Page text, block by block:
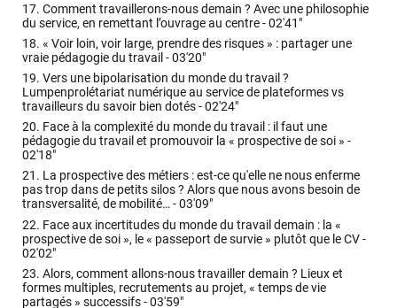
17. Comment travaillerons-nous demain ? Avec une philosophie
du service, en remettant l’ouvrage au centre -02'41"
18. « Voir loin, voir large, prendre des risques » : partager une
vraie pédagogie du travail -03'20"
19. Vers une bipolarisation du monde du travail ?
Lumpenprolétariat numérique au service de plateformes vs
travailleurs du savoir bien dotés -02'24"
20. Face à la complexité du monde du travail : il faut une
pédagogie du travail et promouvoir la « prospective de soi » -
02'18"
21. La prospective des métiers : est-ce qu'elle ne nous enferme
pas trop dans de petits silos ? Alors que nous avons besoin de
transversalité, de mobilité… -03'09"
22. Face aux incertitudes du monde du travail demain : la «
prospective de soi », le « passeport de survie » plutôt que le CV -
02'02"
23. Alors, comment allons-nous travailler demain ? Lieux et
formes multiples, recrutements au projet, « temps de vie
partagés » successifs -03'59"